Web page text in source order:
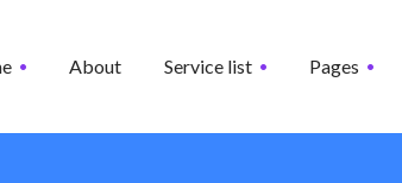
About Service list Pages